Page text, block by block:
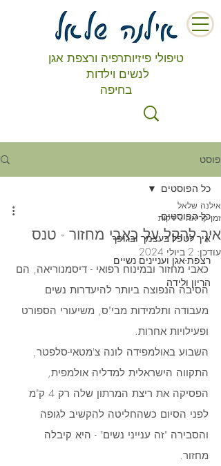
טיפולי פיזיותרפיה ורצפת אגן
לנשים וילדות
בחיפה
פוסט
כל הפוסטים
איך לטפל בעצמך ובגופך
רצפת-אגן ועניינים נשיים
הריון ולידה
כל הפוסטים
איך להקל על כאבי מחזור - טנס
אילנה שלאל
זמן קריאה 3 דקות
עודכן: 2 ביולי 2024
כאבי מחזור ובמינוח רפואי - דיסמנוריאה, הם
הסיבה הנפוצה ביותר להיעדרות נשים
מעבודה ותלמידות מבי"ס, משיעורי הספורט
ופעילויות אחרות.
השבוע באולמפידה לונה צ'מטאי-סלפטר,
התקווה הישראלית למדליה אולמפית,
הפסיקה את ריצת המרתון שלה רק 4 ק"מ
לפני הסיום כשהחליטה להקשיב לגופה
והסבירה "זה ענייני נשים" - היא קיבלה
מחזור.